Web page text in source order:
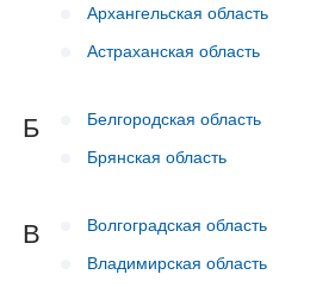
Архангельская область
Астраханская область
Б
Белгородская область
Брянская область
В
Волгоградская область
Владимирская область